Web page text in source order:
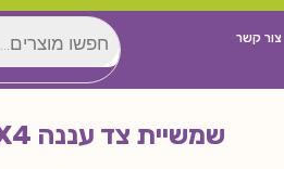
צור קשר
שמשיית צד עננה 4X4